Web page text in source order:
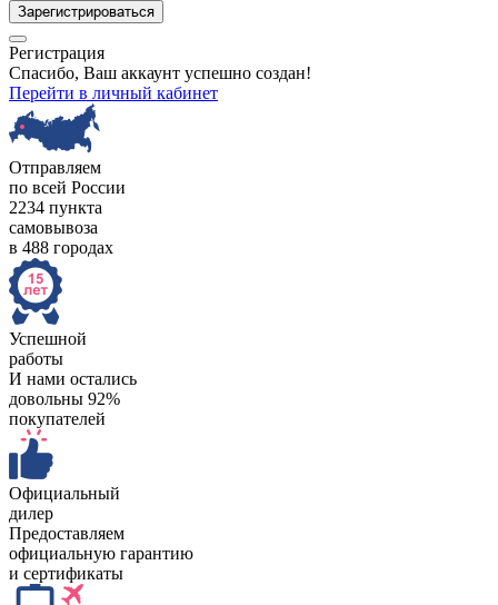
Зарегистрироваться
Регистрация
Спасибо, Ваш аккаунт успешно создан!
Перейти в личный кабинет
Отправляем
по всей России
2234 пункта
самовывоза
в 488 городах
Успешной
работы
И нами остались
довольны 92%
покупателей
Официальный
дилер
Предоставляем
официальную гарантию
и сертификаты